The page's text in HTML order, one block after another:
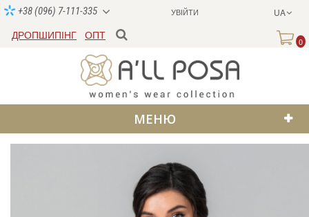
УВІЙТИ UA
+38 (096) 7-111-335
ДРОПШИПІНГ ОПТ
0
МЕНЮ